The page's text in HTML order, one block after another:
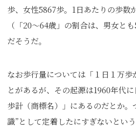
歩、女性5867歩。1日あたりの歩数
（「20～64歳」の割合は、男女と
だそうだ。
なお歩行量については「１日１万歩
とがあるが、その起源は1960年代
歩計（商標名）」にあるのだとか。
識”として定着したにすぎないという